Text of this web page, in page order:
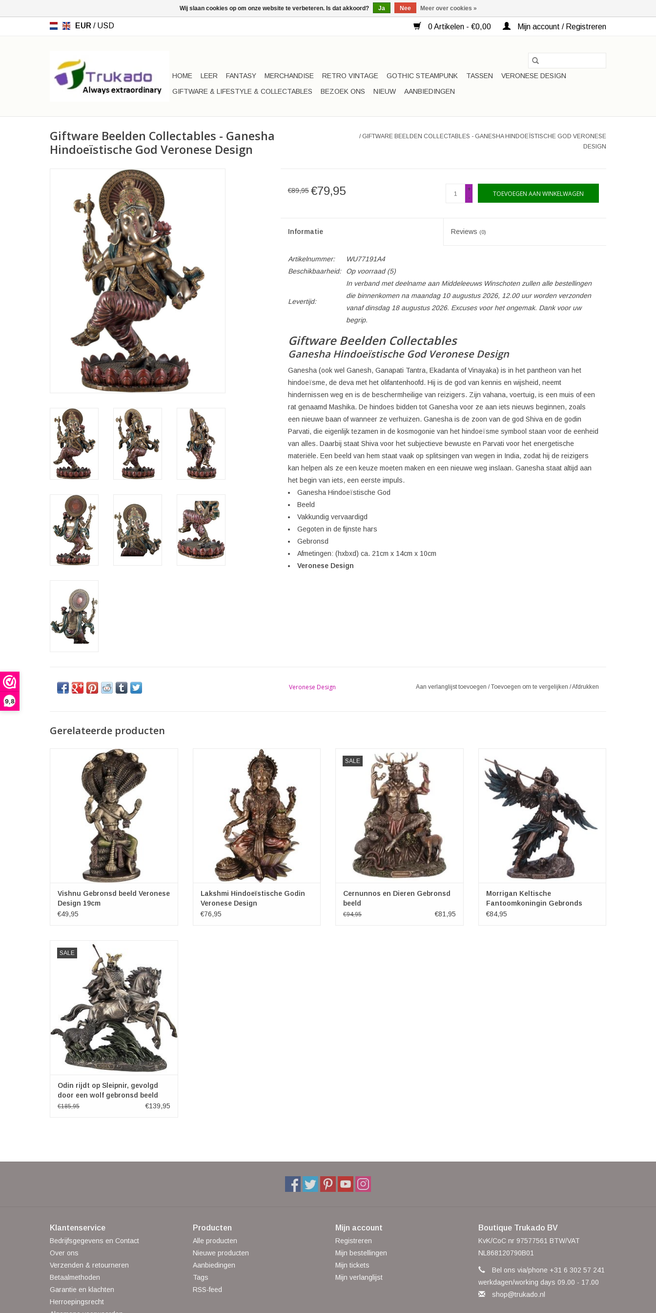
9,8
EUR / USD 0 Artikelen - €0,00 Mijn account / Registreren
HOME LEER FANTASY MERCHANDISE RETRO VINTAGE GOTHIC STEAMPUNK TASSEN
VERONESE DESIGN
GIFTWARE & LIFESTYLE & COLLECTABLES
BEZOEK ONS NIEUW AANBIEDINGEN
Giftware Beelden Collectables - Ganesha
Hindoeïstische God Veronese Design
/ GIFTWARE BEELDEN COLLECTABLES - GANESHA HINDOEÏSTISCHE GOD VERONESE
DESIGN
€89,95 €79,95
+
-
TOEVOEGEN AAN WINKELWAGEN
Informatie Reviews (0)
Artikelnummer:
WU77191A4
Beschikbaarheid:
Op voorraad(5)
Levertijd:
In verband met deelname aan Middeleeuws Winschoten zullen alle bestellingen
die binnenkomen na maandag 10 augustus 2026, 12.00 uur worden verzonden
vanaf dinsdag 18 augustus 2026. Excuses voor het ongemak. Dank voor uw
begrip.
Giftware Beelden Collectables
Ganesha Hindoeïstische God Veronese Design
Ganesha (ook wel Ganesh, Ganapati Tantra, Ekadanta of Vinayaka) is in het pantheon van het
hindoeïsme, de deva met het olifantenhoofd. Hij is de god van kennis en wijsheid, neemt
hindernissen weg en is de beschermheilige van reizigers. Zijn vahana, voertuig, is een muis of een
rat genaamd Mashika. De hindoes bidden tot Ganesha voor ze aan iets nieuws beginnen, zoals
een nieuwe baan of wanneer ze verhuizen. Ganesha is de zoon van de god Shiva en de godin
Parvati, die eigenlijk tezamen in de kosmogonie van het hindoeïsme symbool staan voor de eenheid
van alles. Daarbij staat Shiva voor het subjectieve bewuste en Parvati voor het energetische
materiële. Een beeld van hem staat vaak op splitsingen van wegen in India, zodat hij de reizigers
kan helpen als ze een keuze moeten maken en een nieuwe weg inslaan. Ganesha staat altijd aan
het begin van iets, een eerste impuls.
Ganesha Hindoeïstische God
Beeld
Vakkundig vervaardigd
Gegoten in de fijnste hars
Gebronsd
Afmetingen: (hxbxd) ca. 21cm x 14cm x 10cm
Veronese Design
Veronese Design Aan verlanglijst toevoegen /Toevoegen om te vergelijken /Afdrukken
Gerelateerde producten
Vishnu de Hindoeïstische God Gebronsd
beeld
Veronese Design
Afmetingen: (hxbxd) ca. 19cm x 10cm X
8,5cm
Vishnu Gebronsd beeld Veronese
Design 19cm
€49,95
Lakshmi Hindoeïstische Godin Veronese
Design
Veronese Design
Afmetingen: (hxbxd) ca. 18cm x 13cm x
10cm
Lakshmi Hindoeïstische Godin
Veronese Design
€76,95
SALE
Cernunnos en Dieren Gehoornde God
Gebronsd Beeld
Afmeting: 23cm
Gegoten in de fijnste hars
Afgewerkt in brons
TOEVOEGEN AAN WINKELWAGEN
Cernunnos en Dieren Gebronsd
beeld
€94,95 €81,95
Afmetingen: (hxbxd) ca. 22cm x 22cm x
11cm
Gebronsd Morrigan beeldje.
Gegoten in de fijnste hars.
Vakkundig met de hand geschilderd.
Mooie aanvulling op elke mythologische
collectie.
TOEVOEGEN AAN WINKELWAGEN
Morrigan Keltische
Fantoomkoningin Gebronds
Beeld 22cm
€84,95
SALE
Odin rijdt op Sleipnir, gevolgd door een wolf
gebronsd beeld
Afmetingen : 30 cm x 14,5 cm x 32 cm
TOEVOEGEN AAN WINKELWAGEN
Odin rijdt op Sleipnir, gevolgd
door een wolf gebronsd beeld
€185,95 €139,95
Klantenservice
Bedrijfsgegevens en Contact
Over ons
Verzenden & retourneren
Betaalmethoden
Garantie en klachten
Herroepingsrecht
Producten
Alle producten
Nieuwe producten
Aanbiedingen
Tags
RSS-feed
Mijn account
Registreren
Mijn bestellingen
Mijn tickets
Mijn verlanglijst
Boutique Trukado BV
KvK/CoC nr 97577561 BTW/VAT
NL868120790B01
Bel ons via/phone +31 6 302 57 241
werkdagen/working days 09.00 - 17.00
shop@trukado.nl
Wij slaan cookies op om onze website te verbeteren. Is dat akkoord? Ja Nee Meer over cookies »